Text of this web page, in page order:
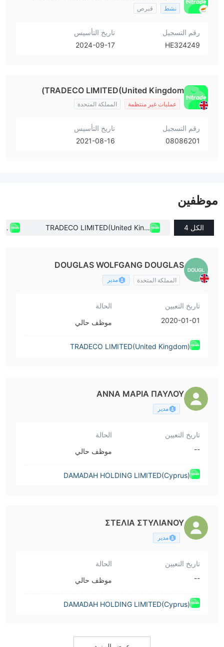
نشط قبرص
رقم التسجيل
HE324249
تاريخ التأسيس
2024-09-17
TRADECO LIMITED(United Kingdom)
عمليات غير منتظمة المملكة المتحدة
رقم التسجيل
08086201
تاريخ التأسيس
2021-08-16
موظفين
الكل 4
TRADECO LIMITED(United King
DOUGLAS WOLFGANG DOUGLAS
المملكة المتحدة مدير
تاريخ التعيين
2020-01-01
الحالة
موظف حالي
TRADECO LIMITED(United Kingdom)
ΑΝΝΑ ΜΑΡΙΑ ΠΑΥΛΟΥ
مدير
تاريخ التعيين
--
الحالة
موظف حالي
DAMADAH HOLDING LIMITED(Cyprus)
ΣΤΕΛΙΑ ΣΤΥΛΙΑΝΟΥ
مدير
تاريخ التعيين
--
الحالة
موظف حالي
DAMADAH HOLDING LIMITED(Cyprus)